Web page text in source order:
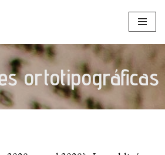
ortotipográficas